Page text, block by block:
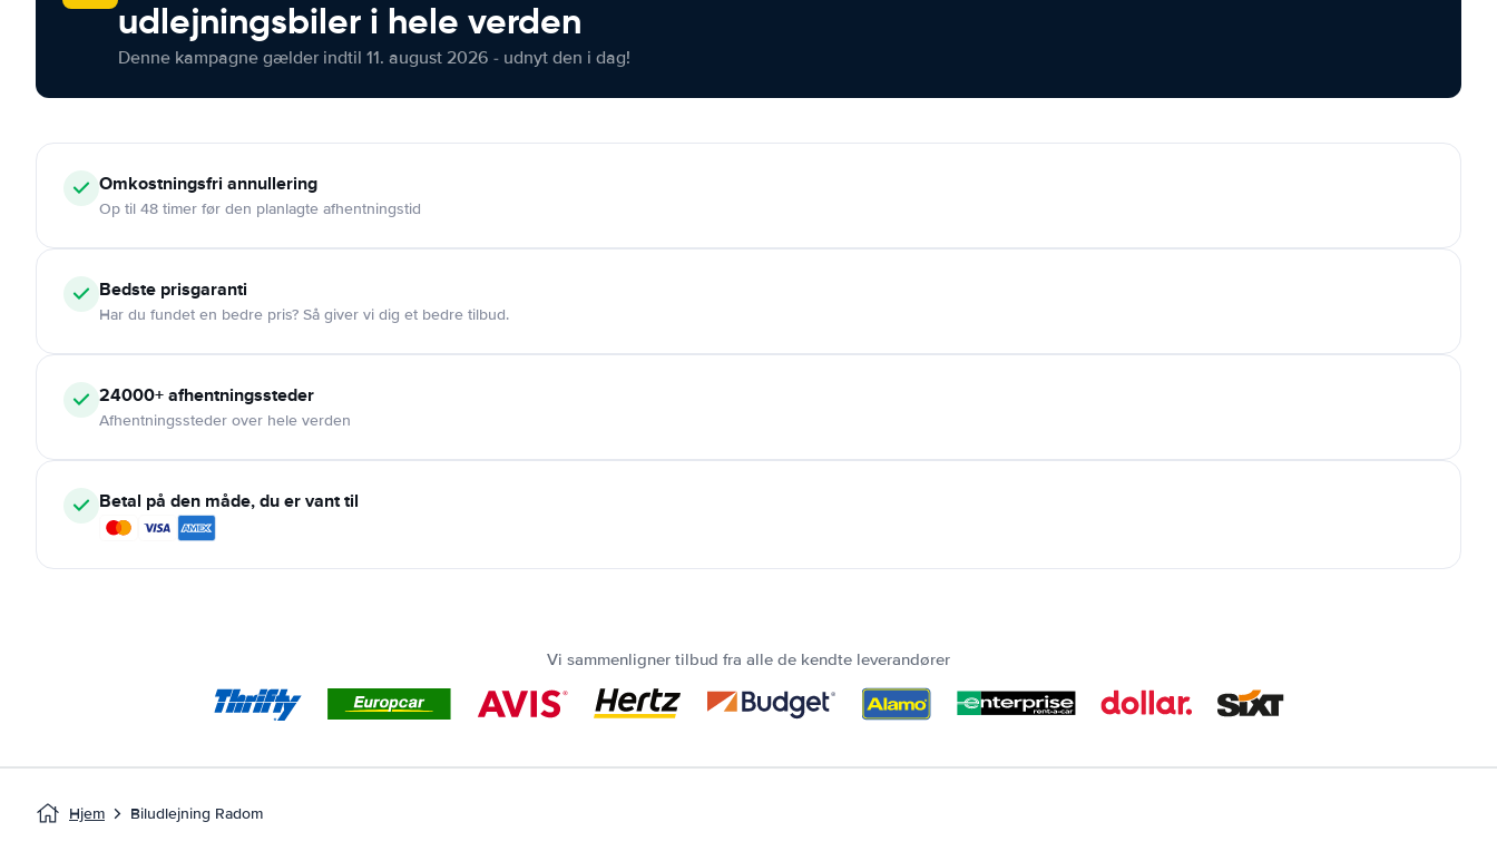
udlejningsbiler i hele verden
Denne kampagne gælder indtil 11. august 2026 - udnyt den i dag!
Omkostningsfri annullering
Op til 48 timer før den planlagte afhentningstid
Bedste prisgaranti
Har du fundet en bedre pris? Så giver vi dig et bedre tilbud.
24000+afhentningssteder
Afhentningssteder over hele verden
Betal på den måde, du er vant til
Vi sammenligner tilbud fra alle de kendte leverandører
Hjem Biludlejning Radom